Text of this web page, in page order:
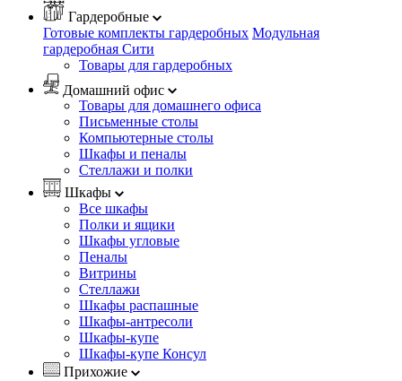
Гардеробные
Готовые комплекты гардеробных Модульная
гардеробная Сити
Товары для гардеробных
Домашний офис
Товары для домашнего офиса
Письменные столы
Компьютерные столы
Шкафы и пеналы
Стеллажи и полки
Шкафы
Все шкафы
Полки и ящики
Шкафы угловые
Пеналы
Витрины
Стеллажи
Шкафы распашные
Шкафы-антресоли
Шкафы-купе
Шкафы-купе Консул
Прихожие